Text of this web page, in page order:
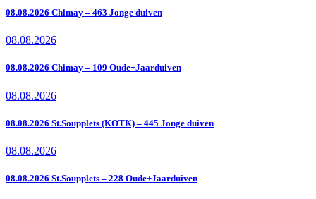
08.08.2026 Chimay – 463 Jonge duiven
08.08.2026
08.08.2026 Chimay – 109 Oude+Jaarduiven
08.08.2026
08.08.2026 St.Soupplets (KOTK) – 445 Jonge duiven
08.08.2026
08.08.2026 St.Soupplets – 228 Oude+Jaarduiven